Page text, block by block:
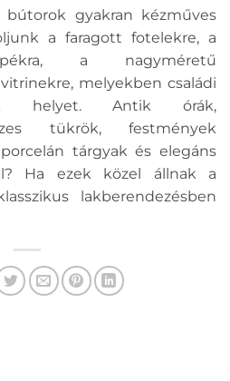
bútorok gyakran kézműves
a faragott fotelekre, a
a nagyméretű
melyekben családi
helyet. Antik órák,
tükrök, festmények
tárgyak és elegáns
Ha ezek közel állnak a
lakberendezésben